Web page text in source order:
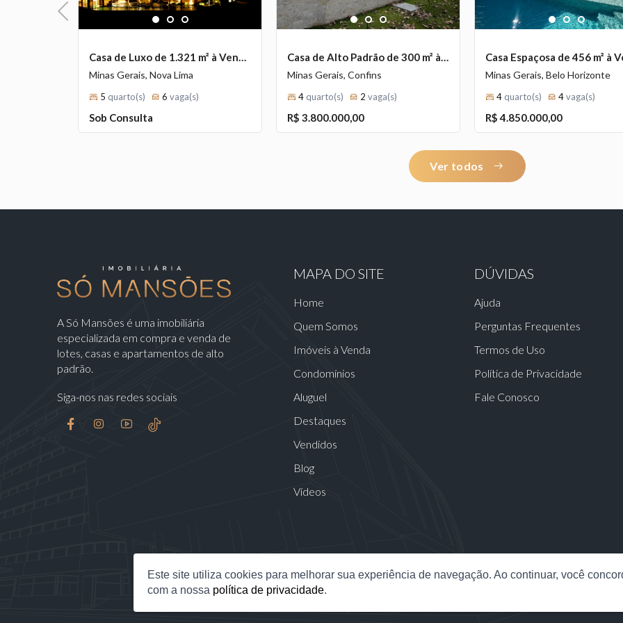
Previous
1 2 3
Casa de Luxo de 1.321 m² à Venda com 5 Suítes e Vista Panorâmica no Condomínio Village Terrasse, Nova Lima - MG
Minas Gerais, Nova Lima
5 quarto(s) 6 vaga(s)
Sob Consulta
1 2 3
Casa de Alto Padrão de 300 m² à Venda com 3 Suítes e Espaço Gourmet no Condomínio Gran Royalle, Confins - MG
Minas Gerais, Confins
4 quarto(s) 2 vaga(s)
R$ 3.800.000,00
1 2 3
Minas Gerais, Belo Horizonte
4 quarto(s) 4vaga(s)
R$ 4.850.000,00
Ver todos
A Só Mansões é uma imobiliária
especializada em compra e venda de
lotes, casas e apartamentos de alto
padrão.
Siga-nos nas redes sociais
MAPA DO SITE
Home
Quem Somos
Imóveis à Venda
Condomínios
Aluguel
Destaques
Vendidos
Blog
Vídeos
DÚVIDAS
Ajuda
Perguntas Frequentes
Termos de Uso
Política de Privacidade
Fale Conosco
Só Mansões Consultoria Imobiliária LTDA | CNPJ: 23.517.937/0001-34
Este site utiliza cookies para melhorar sua experiência de navegação. Ao continuar, você
com a nossa política de privacidade.